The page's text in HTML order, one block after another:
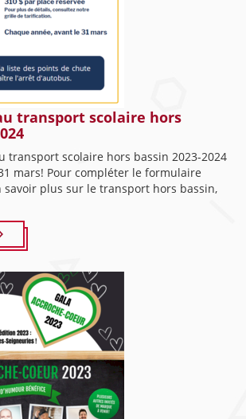
transport scolaire hors
transport scolaire hors bassin 2023-2024
mars! Pour compléter le formulaire
savoir plus sur le transport hors bassin,